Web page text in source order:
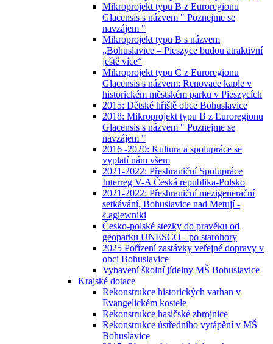
Mikroprojekt typu B z Euroregionu
Glacensis s názvem " Poznejme se
navzájem "
Mikroprojekt typu B s názvem
„Bohuslavice – Pieszyce budou atraktivní
ještě více“
Mikroprojekt typu C z Euroregionu
Glacensis s názvem: Renovace kaple v
historickém městském parku v Pieszycích
2015: Dětské hřiště obce Bohuslavice
2018: Mikroprojekt typu B z Euroregionu
Glacensis s názvem " Poznejme se
navzájem "
2016 -2020: Kultura a spolupráce se
vyplatí nám všem
2021-2022: Přeshraniční Spolupráce
Interreg V-A Česká republika-Polsko
2021-2022: Přeshraniční mezigenerační
setkávání, Bohuslavice nad Metují -
Łagiewniki
Česko-polské stezky do pravěku od
geoparku UNESCO - po starohory
2025 Pořízení zastávky veřejné dopravy v
obci Bohuslavice
Vybavení školní jídelny MŠ Bohuslavice
Krajské dotace
Rekonstrukce historických varhan v
Evangelickém kostele
Rekonstrukce hasičské zbrojnice
Rekonstrukce ústředního vytápění v MŠ
Bohuslavice